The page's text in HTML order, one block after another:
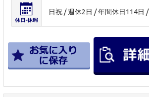
日祝 / 週休2日 / 年間休日114日